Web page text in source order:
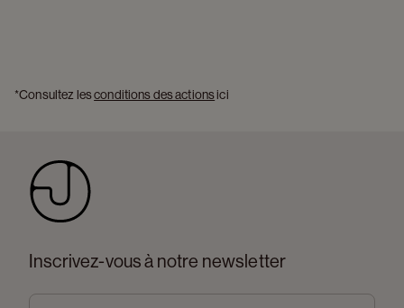
*Consultez les conditions des actions ici
Inscrivez-vous à notre newsletter